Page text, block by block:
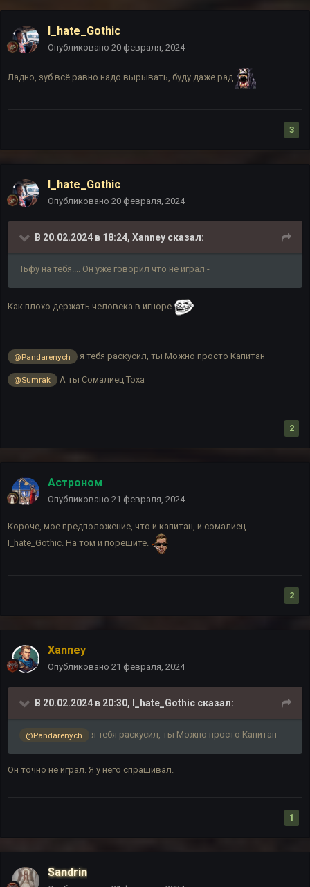
I_hate_Gothic
Опубликовано 20 февраля, 2024
Ладно, зуб всё равно надо вырывать, буду даже рад
3
I_hate_Gothic
Опубликовано 20 февраля, 2024
В 20.02.2024 в 18:24, Xanney сказал:
Тьфу на тебя.... Он уже говорил что не играл -
Как плохо держать человека в игноре
@Pandarenych я тебя раскусил, ты Можно просто Капитан
@Sumrak А ты Сомалиец Тоха
2
Астроном
Опубликовано 21 февраля, 2024
Короче, мое предположение, что и капитан, и сомалиец -
I_hate_Gothic. На том и порешите.
2
Xanney
Опубликовано 21 февраля, 2024
В 20.02.2024 в 20:30, I_hate_Gothic сказал:
@Pandarenych я тебя раскусил, ты Можно просто Капитан
Он точно не играл. Я у него спрашивал.
1
Sandrin